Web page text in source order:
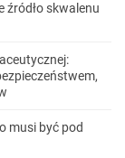
źródło skwalenu
musi być pod